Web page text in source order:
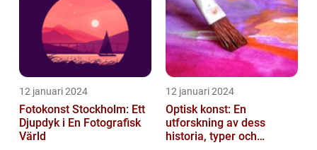
12 januari 2024
Fotokonst Stockholm: Ett
Djupdyk i En Fotografisk
Värld
12 januari 2024
Optisk konst: En
utforskning av dess
historia, typer och